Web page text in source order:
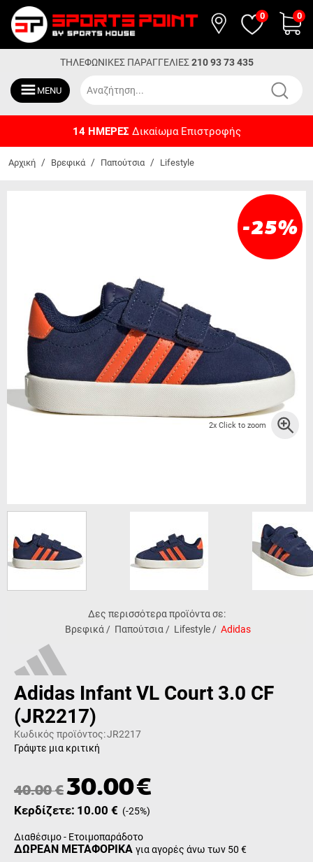
0 0
ΤΗΛΕΦΩΝΙΚΕΣ ΠΑΡΑΓΓΕΛΙΕΣ 210 93 73 435
MENU
14 ΗΜΕΡΕΣ Δικαίωμα Επιστροφής
Αρχική / Βρεφικά / Παπούτσια / Lifestyle
-25%
2x Click to zoom
Δες περισσότερα προϊόντα σε:
Βρεφικά / Παπούτσια / Lifestyle/ Adidas
Adidas Infant VL Court 3.0 CF
(JR2217)
Κωδικός προϊόντος:JR2217
Γράψτε μια κριτική
40.00€30.00€
Κερδίζετε: 10.00 € (-25%)
Διαθέσιμο - Ετοιμοπαράδοτο
ΔΩΡΕΑΝ ΜΕΤΑΦΟΡΙΚΑ για αγορές άνω των 50 €